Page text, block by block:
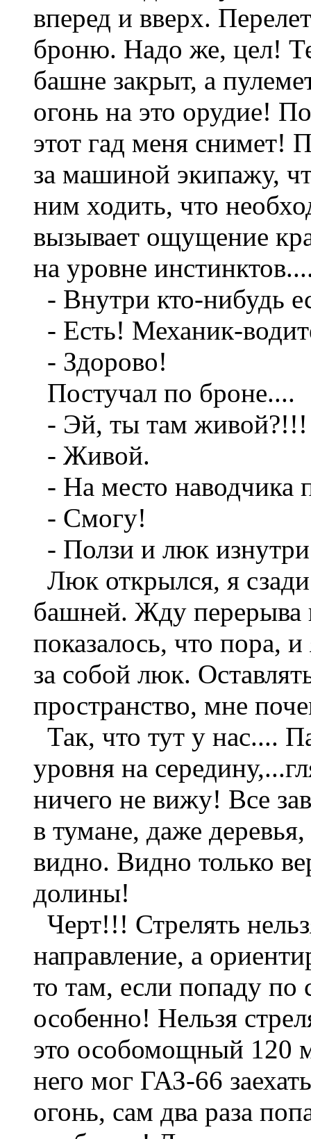
вперед и вверх.
броню. Надо же, цел!
башне закрыт, а
огонь на это орудие!
этот гад меня снимет!
за машиной экипажу,
ним ходить, что
вызывает ощущение
на уровне
- Внутри кто-нибудь
- Есть! Механик-
- Здорово!
Постучал по броне....
- Эй, ты там живой?!!!
- Живой.
- На место наводчика
- Смогу!
- Ползи и люк
Люк открылся, я
башней. Жду перерыва
показалось, что пора,
за собой люк.
пространство, мне
Так, что тут у нас....
уровня на
ничего не вижу! Все
в тумане, даже
видно. Видно только
долины!
Черт!!! Стрелять
направление, а
то там, если попаду по
особенно! Нельзя
это особомощный 120
него мог ГАЗ-66
огонь, сам два раза